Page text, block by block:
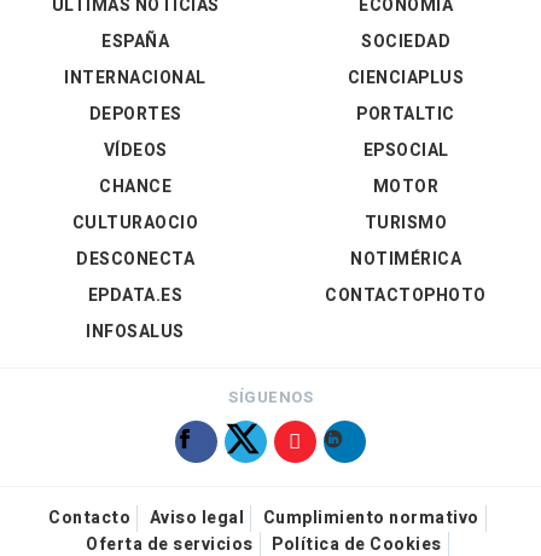
ÚLTIMAS NOTICIAS
ESPAÑA
INTERNACIONAL
DEPORTES
VÍDEOS
ECONOMÍA
SOCIEDAD
CIENCIAPLUS
PORTALTIC
EPSOCIAL
CHANCE
CULTURAOCIO
DESCONECTA
EPDATA.ES
INFOSALUS
MOTOR
TURISMO
NOTIMÉRICA
CONTACTOPHOTO
SÍGUENOS
Contacto Aviso legal
Cumplimiento normativo
Oferta de servicios
Política de Cookies